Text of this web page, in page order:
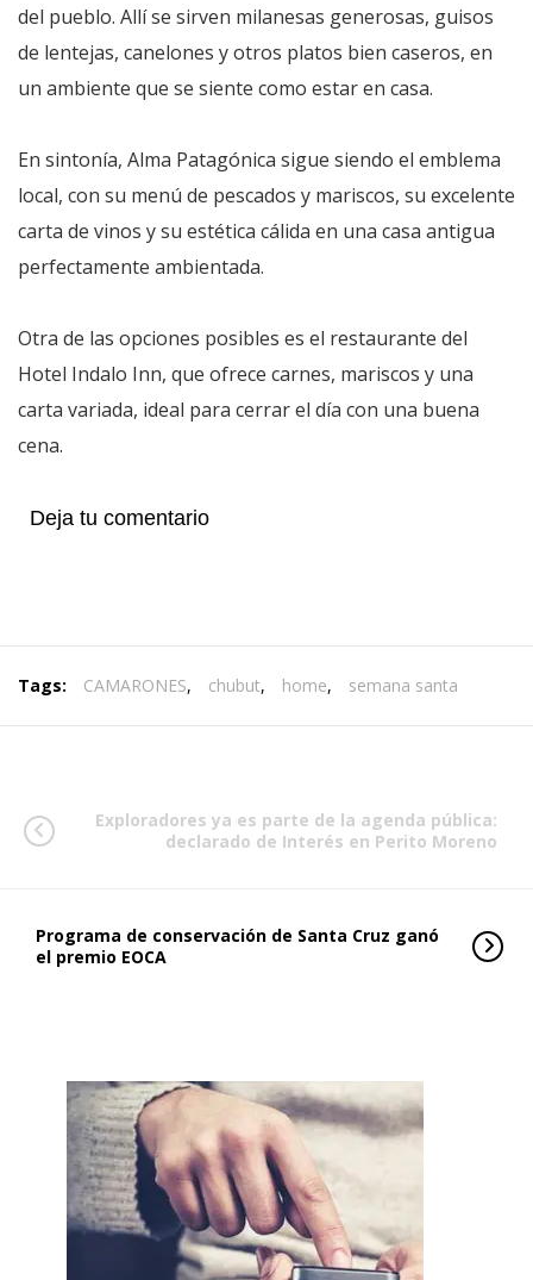
del pueblo. Allí se sirven milanesas generosas, guisos
de lentejas, canelones y otros platos bien caseros, en
un ambiente que se siente como estar en casa.
En sintonía, Alma Patagónica sigue siendo el emblema
local, con su menú de pescados y mariscos, su excelente
carta de vinos y su estética cálida en una casa antigua
perfectamente ambientada.
Otra de las opciones posibles es el restaurante del
Hotel Indalo Inn, que ofrece carnes, mariscos y una
carta variada, ideal para cerrar el día con una buena
cena.
Deja tu comentario
Tags: CAMARONES, chubut, home, semana santa
Exploradores ya es parte de la agenda pública:
declarado de Interés en Perito Moreno
Programa de conservación de Santa Cruz ganó
el premio EOCA